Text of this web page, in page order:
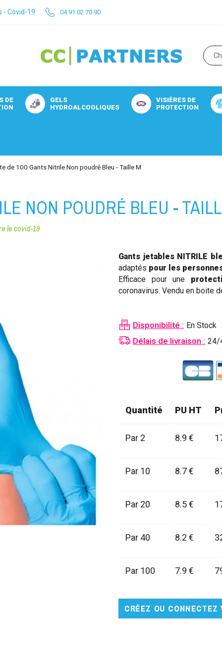
- Covid-19 04 91 02 70 90
DE
GELS
HYDROALCOOLIQUES
VISIÈRES DE
PROTECTION
de 100 Gants Nitrile Non poudré Bleu - Taille M
NON POUDRÉ BLEU -
le covid-19
Gants jetables NITRILE
adaptés pour les
Efficace pour une
coronavirus. Vendu en boite
Disponibilité : En Stock
Délais de livraison : 24/
Quantité PU HT
Par 2 8.9 €
Par 10 8.7 €
Par 20 8.5 €
Par 40 8.2 €
Par 100 7.9 €
CRÉEZ OU CONNECTEZ